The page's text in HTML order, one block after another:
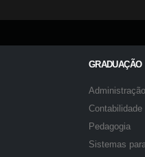
GRADUAÇÃO
Administração
Contabilidade
Pedagogia
Sistemas